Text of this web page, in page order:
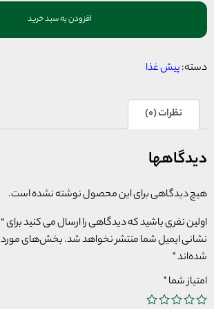
افزودن به سبد خرید
دسته:پیش غذا
نظرات (0)
دیدگاهها
هیچ دیدگاهی برای این محصول نوشته نشده است.
اولین نفری باشید که دیدگاهی را ارسال می کنید
نشانی ایمیل شما منتشر نخواهد شد.بخش‌های
شده‌اند*
امتیاز شما*